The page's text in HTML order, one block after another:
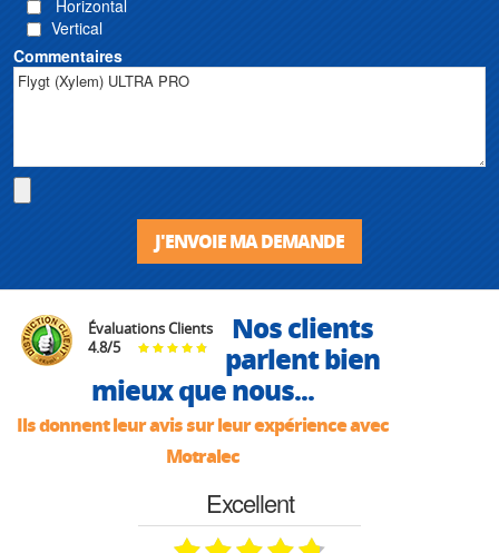
Horizontal
Vertical
Commentaires
J'ENVOIE MA DEMANDE
Évaluations Clients
4.8/5
Nos clients
parlent bien
mieux que nous...
Ils donnent leur avis sur leur expérience avec
Motralec
Excellent